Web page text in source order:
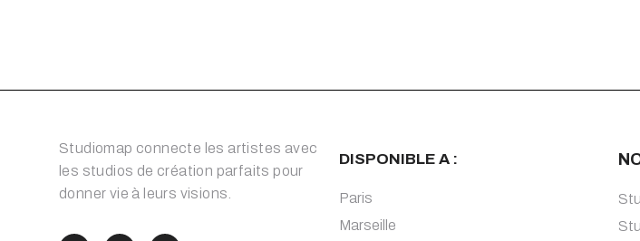
Studiomap connecte les artistes avec
les studios de création parfaits pour
donner vie à leurs visions.
DISPONIBLE A :
Paris
Marseille